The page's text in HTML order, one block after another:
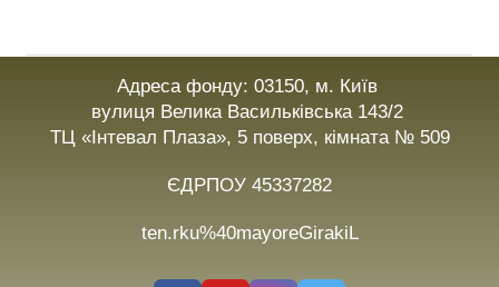
Адреса фонду: 03150, м. Київ
вулиця Велика Васильківська 143/2
ТЦ «Інтевал Плаза», 5 поверх, кімната № 509
ЄДРПОУ 45337282
ten.rku%40mayoreGirakiL